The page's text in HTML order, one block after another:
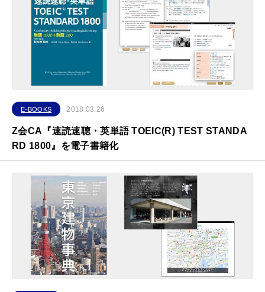
E-BOOKS 2018.03.26
Z会CA『速読速聴・英単語 TOEIC(R) TEST STANDA
RD 1800』を電子書籍化